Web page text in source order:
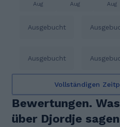
Aug Aug Aug
Ausgebucht
Ausgebucht
Vollständigen
Bewertungen.
über Djordje sagen